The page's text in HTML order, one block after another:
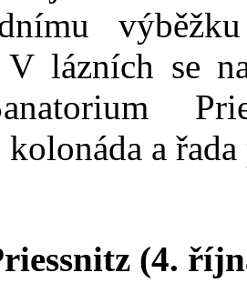
lázních se
kolonáda a
(4.